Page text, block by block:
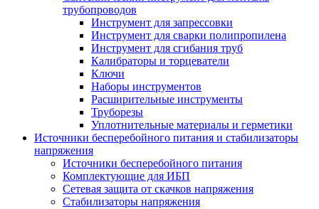
трубопроводов
Инструмент для запрессовки
Инструмент для сварки полипропилена
Инструмент для сгибания труб
Калибраторы и торцеватели
Ключи
Наборы инструментов
Расширительные инструменты
Труборезы
Уплотнительные материалы и герметики
Источники бесперебойного питания и стабилизаторы
напряжения
Источники бесперебойного питания
Комплектующие для ИБП
Сетевая защита от скачков напряжения
Стабилизаторы напряжения